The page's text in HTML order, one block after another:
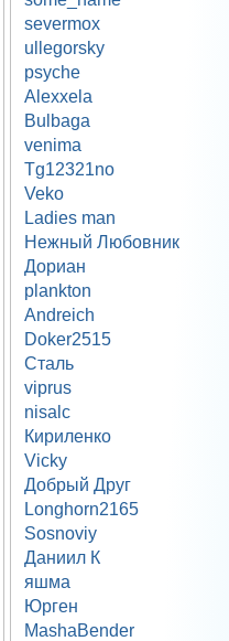
severmox
ullegorsky
psyche
Alexxela
Bulbaga
venima
Tg12321no
Veko
Ladies man
Нежный Любовник
Дориан
plankton
Andreich
Doker2515
Сталь
viprus
nisalc
Кириленко
Vicky
Добрый Друг
Longhorn2165
Sosnoviy
Даниил К
яшма
Юрген
MashaBender